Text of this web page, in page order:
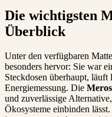
Die wichtigsten
Überblick
Unter den verfügbaren
besonders hervor: Sie war
Steckdosen überhaupt,
Energiemessung. Die
und zuverlässige
Ökosysteme einbinden